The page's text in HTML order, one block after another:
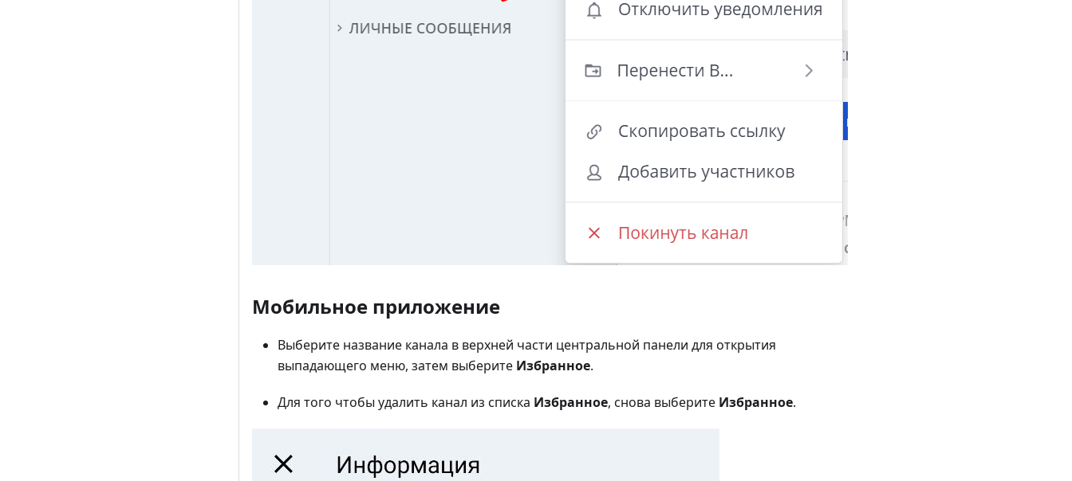
Мобильное приложение
Выберите название канала в верхней части центральной панели для открытия
выпадающего меню, затем выберите Избранное.
Для того чтобы удалить канал из списка Избранное, снова выберите Избранное.